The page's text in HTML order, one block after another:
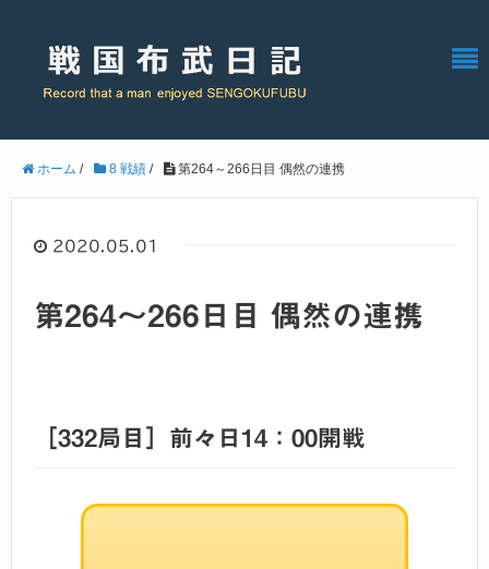
ホーム / 8 戦績 / 第264～266日目 偶然の連携
2020.05.01
第264～266日目 偶然の連携
［332局目］前々日14：00開戦